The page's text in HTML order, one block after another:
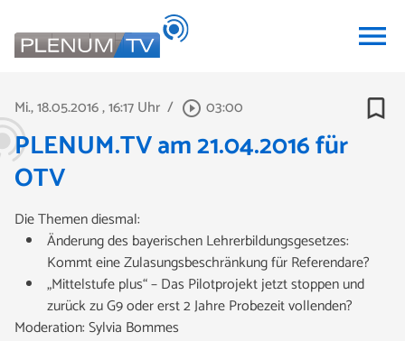
menu
Mi., 18.05.2016, 16:17 Uhr / play_circle_outline 03:00 bookmark_border
PLENUM.TV am 21.04.2016 für
OTV
Die Themen diesmal:
Änderung des bayerischen Lehrerbildungsgesetzes:
Kommt eine Zulasungsbeschränkung für Referendare?
„Mittelstufe plus“ – Das Pilotprojekt jetzt stoppen und
zurück zu G9 oder erst 2 Jahre Probezeit vollenden?
Moderation: Sylvia Bommes